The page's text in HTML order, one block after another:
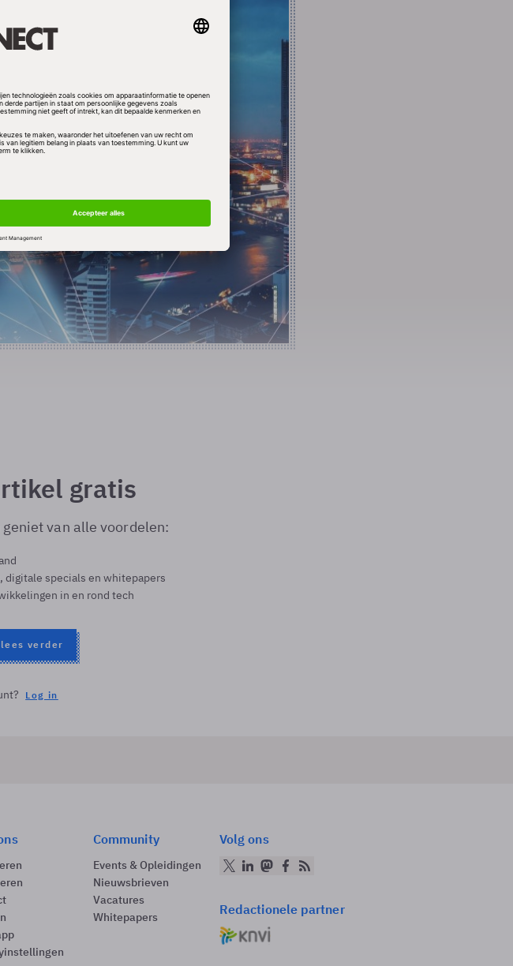
gratis
van alle voordelen:
specials en whitepapers
in en rond tech
verder
Log in
Community
Events & Opleidingen
Nieuwsbrieven
Vacatures
Whitepapers
Volg ons
Redactionele partner